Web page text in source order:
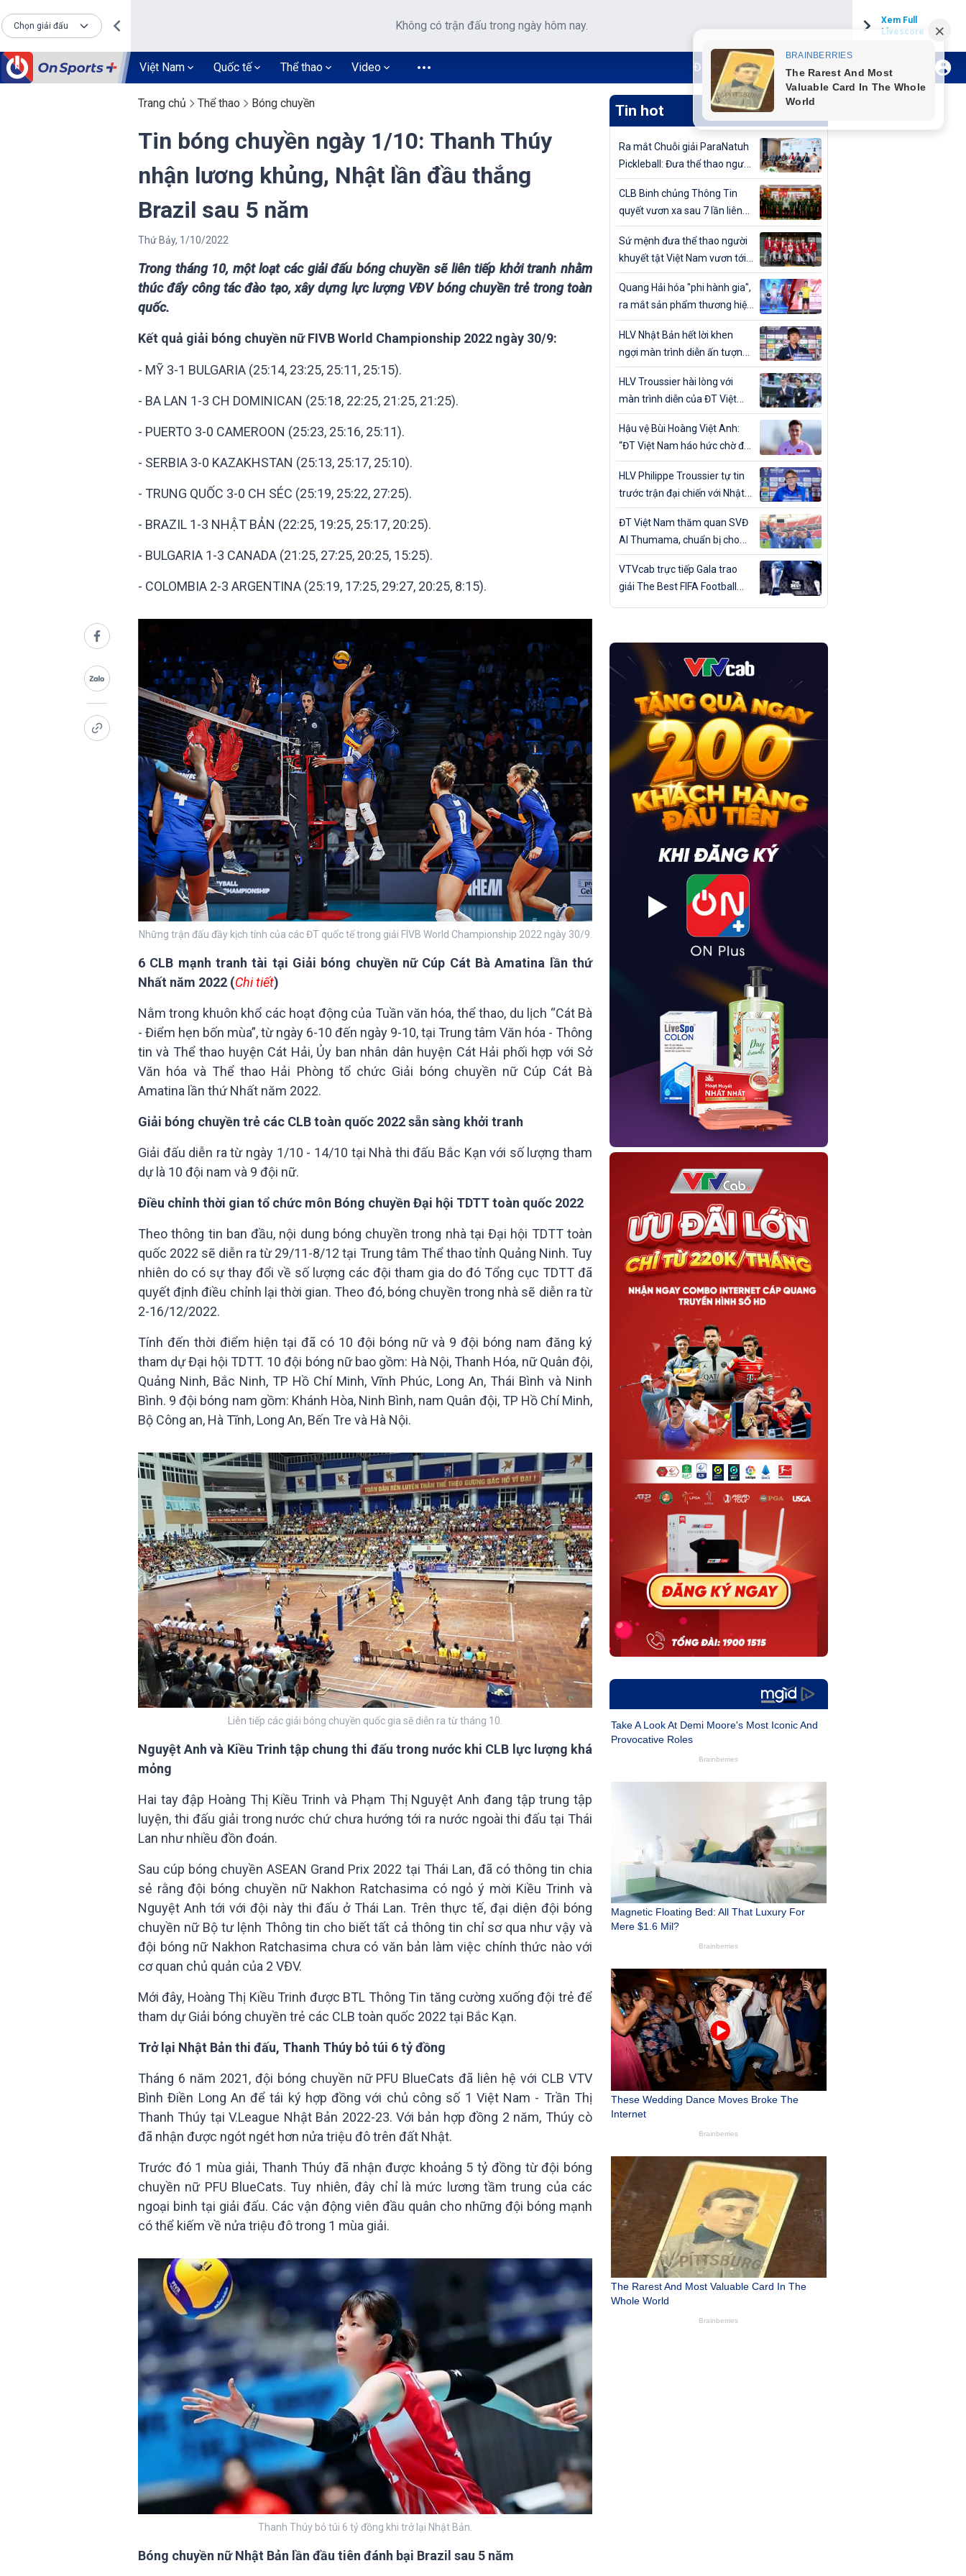
Chọn giải đấu Không có trận đấu trong ngày hôm nay.
Xem Full
Livescore
Việt Nam Quốc tế Thể thao Video Đăng ký Internet TH VTVCab Xem Live
Trang chủ Thể thao Bóng chuyền
Tin bóng chuyền ngày 1/10: Thanh Thúy
nhận lương khủng, Nhật lần đầu thắng
Brazil sau 5 năm
Thứ Bảy, 1 /10/2022
Trong tháng 10, một loạt các giải đấu bóng chuyền sẽ liên tiếp khởi tranh nhằm
thúc đẩy công tác đào tạo, xây dựng lực lượng VĐV bóng chuyền trẻ trong toàn
quốc.
Kết quả giải bóng chuyền nữ FIVB World Championship 2022 ngày 30/9:
- MỸ 3-1 BULGARIA (25:14, 23:25, 25:11, 25:15).
- BA LAN 1-3 CH DOMINICAN (25:18, 22:25, 21:25, 21:25).
- PUERTO 3-0 CAMEROON (25:23, 25:16, 25:11).
- SERBIA 3-0 KAZAKHSTAN (25:13, 25:17, 25:10).
- TRUNG QUỐC 3-0 CH SÉC (25:19, 25:22, 27:25).
- BRAZIL 1-3 NHẬT BẢN (22:25, 19:25, 25:17, 20:25).
- BULGARIA 1-3 CANADA (21:25, 27:25, 20:25, 15:25).
- COLOMBIA 2-3 ARGENTINA (25:19, 17:25, 29:27, 20:25, 8:15).
Những trận đấu đầy kịch tính của các ĐT quốc tế trong giải FIVB World Championship 2022 ngày 30/9.
6 CLB mạnh tranh tài tại Giải bóng chuyền nữ Cúp Cát Bà Amatina lần thứ
Nhất năm 2022 (Chi tiết)
Nằm trong khuôn khổ các hoạt động của Tuần văn hóa, thể thao, du lịch “Cát Bà
- Điểm hẹn bốn mùa”, từ ngày 6-10 đến ngày 9-10, tại Trung tâm Văn hóa - Thông
tin và Thể thao huyện Cát Hải, Ủy ban nhân dân huyện Cát Hải phối hợp với Sở
Văn hóa và Thể thao Hải Phòng tổ chức Giải bóng chuyền nữ Cúp Cát Bà
Amatina lần thứ Nhất năm 2022.
Giải bóng chuyền trẻ các CLB toàn quốc 2022 sẵn sàng khởi tranh
Giải đấu diễn ra từ ngày 1/10 - 14/10 tại Nhà thi đấu Bắc Kạn với số lượng tham
dự là 10 đội nam và 9 đội nữ.
Điều chỉnh thời gian tổ chức môn Bóng chuyền Đại hội TDTT toàn quốc 2022
Theo thông tin ban đầu, nội dung bóng chuyền trong nhà tại Đại hội TDTT toàn
quốc 2022 sẽ diễn ra từ 29/11-8/12 tại Trung tâm Thể thao tỉnh Quảng Ninh. Tuy
nhiên do có sự thay đổi về số lượng các đội tham gia do đó Tổng cục TDTT đã
quyết định điều chỉnh lại thời gian. Theo đó, bóng chuyền trong nhà sẽ diễn ra từ
2-16/12/2022.
Tính đến thời điểm hiện tại đã có 10 đội bóng nữ và 9 đội bóng nam đăng ký
tham dự Đại hội TDTT. 10 đội bóng nữ bao gồm: Hà Nội, Thanh Hóa, nữ Quân đội,
Quảng Ninh, Bắc Ninh, TP Hồ Chí Minh, Vĩnh Phúc, Long An, Thái Bình và Ninh
Bình. 9 đội bóng nam gồm: Khánh Hòa, Ninh Bình, nam Quân đội, TP Hồ Chí Minh,
Bộ Công an, Hà Tĩnh, Long An, Bến Tre và Hà Nội.
Liên tiếp các giải bóng chuyền quốc gia sẽ diễn ra từ tháng 10.
Nguyệt Anh và Kiều Trinh tập chung thi đấu trong nước khi CLB lực lượng khá
mỏng
Hai tay đập Hoàng Thị Kiều Trinh và Phạm Thị Nguyệt Anh đang tập trung tập
luyện, thi đấu giải trong nước chứ chưa hướng tới ra nước ngoài thi đấu tại Thái
Lan như nhiều đồn đoán.
Sau cúp bóng chuyền ASEAN Grand Prix 2022 tại Thái Lan, đã có thông tin chia
sẻ rằng đội bóng chuyền nữ Nakhon Ratchasima có ngỏ ý mời Kiều Trinh và
Nguyệt Anh tới với đội này thi đấu ở Thái Lan. Trên thực tế, đại diện đội bóng
chuyền nữ Bộ tư lệnh Thông tin cho biết tất cả thông tin chỉ sơ qua như vậy và
đội bóng nữ Nakhon Ratchasima chưa có văn bản làm việc chính thức nào với
cơ quan chủ quản của 2 VĐV.
Mới đây, Hoàng Thị Kiều Trinh được BTL Thông Tin tăng cường xuống đội trẻ để
tham dự Giải bóng chuyền trẻ các CLB toàn quốc 2022 tại Bắc Kạn.
Trở lại Nhật Bản thi đấu, Thanh Thúy bỏ túi 6 tỷ đồng
Tháng 6 năm 2021, đội bóng chuyền nữ PFU BlueCats đã liên hệ với CLB VTV
Bình Điền Long An để tái ký hợp đồng với chủ công số 1 Việt Nam - Trần Thị
Thanh Thúy tại V.League Nhật Bản 2022-23. Với bản hợp đồng 2 năm, Thúy cò
đã nhận được ngót ngét hơn nửa triệu đô trên đất Nhật.
Trước đó 1 mùa giải, Thanh Thúy đã nhận được khoảng 5 tỷ đồng từ đội bóng
chuyền nữ PFU BlueCats. Tuy nhiên, đây chỉ là mức lương tầm trung của các
ngoại binh tại giải đấu. Các vận động viên đầu quân cho những đội bóng mạnh
có thể kiếm về nửa triệu đô trong 1 mùa giải.
Thanh Thúy bỏ túi 6 tỷ đồng khi trở lại Nhật Bản.
Bóng chuyền nữ Nhật Bản lần đầu tiên đánh bại Brazil sau 5 năm
Tin hot
Ra mắt Chuỗi giải ParaNatuh
Pickleball: Đưa thể thao người
khuyết tật lên tầm cao mới
CLB Binh chủng Thông Tin
quyết vươn xa sau 7 lần liên
tiếp vô địch Giải bóng chuyền
Cúp Quân đội mở rộng 2024
Sứ mệnh đưa thể thao người
khuyết tật Việt Nam vươn tới
đỉnh cao
Quang Hải hóa "phi hành gia",
ra mắt sản phẩm thương hiệu
cá nhân trong ngày sinh nhật
HLV Nhật Bản hết lời khen
ngợi màn trình diễn ấn tượng
của ĐT Việt Nam
HLV Troussier hài lòng với
màn trình diễn của ĐT Việt
Nam trước Nhật Bản
Hậu vệ Bùi Hoàng Việt Anh:
“ĐT Việt Nam háo hức chờ đợi
trận đấu với Nhật Bản”
HLV Philippe Troussier tự tin
trước trận đại chiến với Nhật
Bản
ĐT Việt Nam thăm quan SVĐ
Al Thumama, chuẩn bị cho
trận gặp Nhật Bản
VTVcab trực tiếp Gala trao
giải The Best FIFA Football